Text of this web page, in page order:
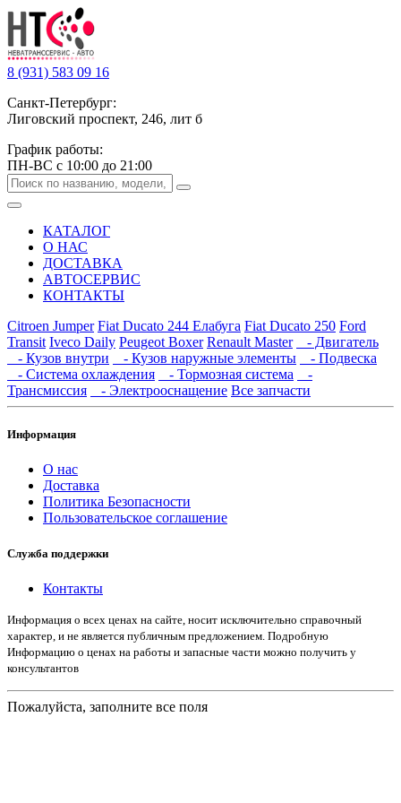
8 (931) 583 09 16
Санкт-Петербург:
Лиговский проспект, 246, лит б
График работы:
ПН-ВС с 10:00 до 21:00
КАТАЛОГ
О НАС
ДОСТАВКА
АВТОСЕРВИС
КОНТАКТЫ
Citroen Jumper Fiat Ducato 244 Елабуга Fiat Ducato 250 Ford
Transit Iveco Daily Peugeot Boxer Renault Master
- Двигатель
- Кузов внутри
- Кузов наружные элементы
- Подвеска
- Система охлаждения
- Тормозная система
-
Трансмиссия
- Электрооснащение Все запчасти
Информация
О нас
Доставка
Политика Безопасности
Пользовательское соглашение
Служба поддержки
Контакты
Информация о всех ценах на сайте, носит исключительно справочный
характер, и не является публичным предложением. Подробную
Информацию о ценах на работы и запасные части можно получить у
консультантов
Пожалуйста, заполните все поля